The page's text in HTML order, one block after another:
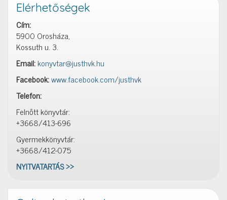
Elérhetőségek
Cím:
5900 Orosháza,
Kossuth u. 3.
Email:konyvtar@justhvk.hu
Facebook:www.facebook.com/justhvk
Telefon:
Felnőtt könyvtár:
+3668/413-696
Gyermekkönyvtár:
+3668/412-075
NYITVATARTÁS >>